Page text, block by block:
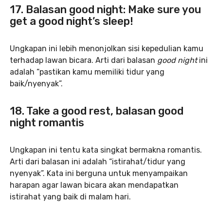
17. Balasan good night: Make sure you
get a good night’s sleep!
Ungkapan ini lebih menonjolkan sisi kepedulian kamu
terhadap lawan bicara. Arti dari balasan good nightini
adalah “pastikan kamu memiliki tidur yang
baik/nyenyak”.
18. Take a good rest, balasan good
night romantis
Ungkapan ini tentu kata singkat bermakna romantis.
Arti dari balasan ini adalah “istirahat/tidur yang
nyenyak”. Kata ini berguna untuk menyampaikan
harapan agar lawan bicara akan mendapatkan
istirahat yang baik di malam hari.